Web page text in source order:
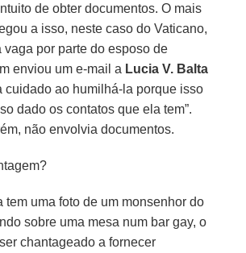
de obter documentos. O mais
a isso, neste caso do Vaticano,
vaga por parte do esposo de
enviou um e-mail a Lucia V. Balta
cuidado ao humilhá-la porque isso
dado os contatos que ela tem”.
não envolvia documentos.
tem uma foto de um monsenhor do
sobre uma mesa num bar gay, o
chantageado a fornecer